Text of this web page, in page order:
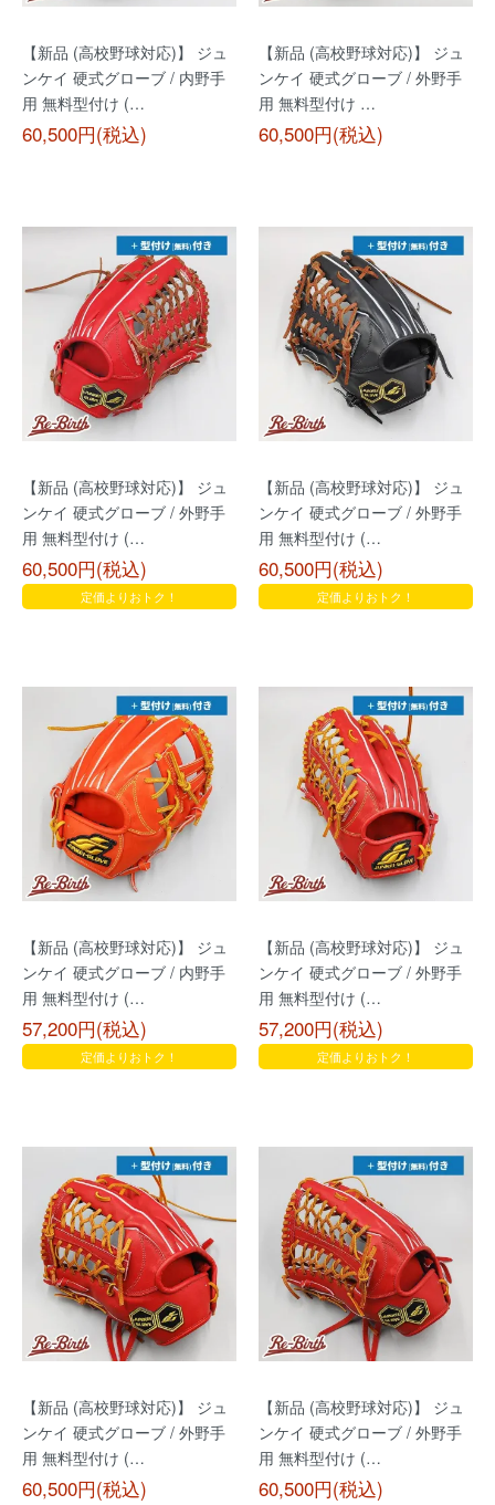
【新品 (高校野球対応)】 ジュ
ンケイ 硬式グローブ / 内野手
用 無料型付け (…
60,500円(税込)
【新品 (高校野球対応)】 ジュ
ンケイ 硬式グローブ / 外野手
用 無料型付け …
60,500円(税込)
【新品 (高校野球対応)】 ジュ
ンケイ 硬式グローブ / 外野手
用 無料型付け (…
60,500円(税込)
定価よりおトク！
【新品 (高校野球対応)】 ジュ
ンケイ 硬式グローブ / 外野手
用 無料型付け (…
60,500円(税込)
定価よりおトク！
【新品 (高校野球対応)】 ジュ
ンケイ 硬式グローブ / 内野手
用 無料型付け (…
57,200円(税込)
定価よりおトク！
【新品 (高校野球対応)】 ジュ
ンケイ 硬式グローブ / 外野手
用 無料型付け (…
57,200円(税込)
定価よりおトク！
【新品 (高校野球対応)】 ジュ
ンケイ 硬式グローブ / 外野手
用 無料型付け (…
60,500円(税込)
【新品 (高校野球対応)】 ジュ
ンケイ 硬式グローブ / 外野手
用 無料型付け (…
60,500円(税込)